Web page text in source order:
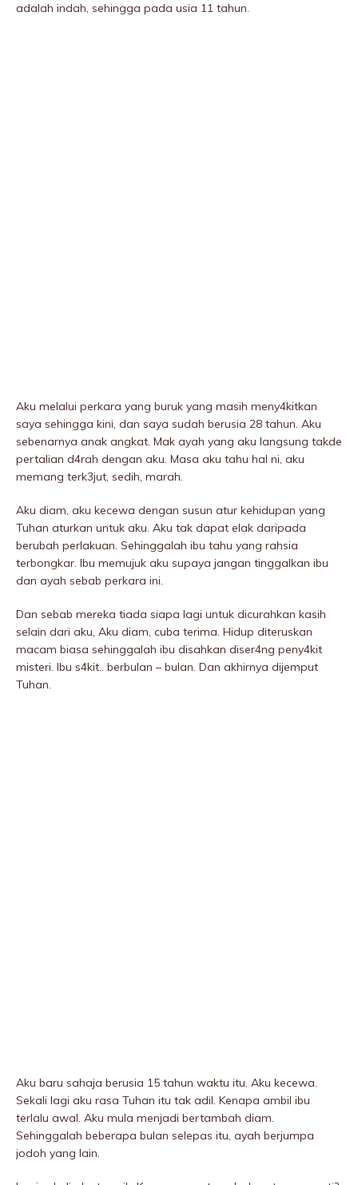
adalah indah, sehingga pada usia 11 tahun.
Aku melalui perkara yang buruk yang masih meny4kitkan
saya sehingga kini, dan saya sudah berusia 28 tahun. Aku
sebenarnya anak angkat. Mak ayah yang aku langsung takde
pertalian d4rah dengan aku. Masa aku tahu hal ni, aku
memang terk3jut, sedih, marah.
Aku diam, aku kecewa dengan susun atur kehidupan yang
Tuhan aturkan untuk aku. Aku tak dapat elak daripada
berubah perlakuan. Sehinggalah ibu tahu yang rahsia
terbongkar. Ibu memujuk aku supaya jangan tinggalkan ibu
dan ayah sebab perkara ini.
Dan sebab mereka tiada siapa lagi untuk dicurahkan kasih
selain dari aku, Aku diam, cuba terima. Hidup diteruskan
macam biasa sehinggalah ibu disahkan diser4ng peny4kit
misteri. Ibu s4kit.. berbulan – bulan. Dan akhirnya dijemput
Tuhan.
Aku baru sahaja berusia 15 tahun waktu itu. Aku kecewa.
Sekali lagi aku rasa Tuhan itu tak adil. Kenapa ambil ibu
terlalu awal. Aku mula menjadi bertambah diam.
Sehinggalah beberapa bulan selepas itu, ayah berjumpa
jodoh yang lain.